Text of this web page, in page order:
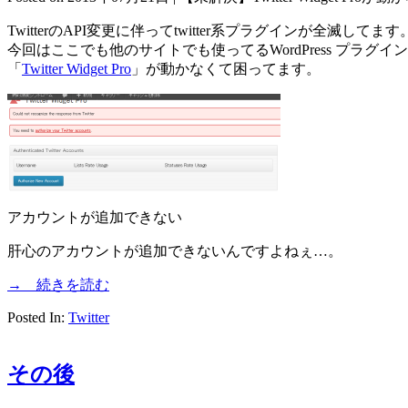
TwitterのAPI変更に伴ってtwitter系プラグインが全滅してます
今回はここでも他のサイトでも使ってるWordPress プラグイン
「 Twitter Widget Pro 」が動かなくて困ってます。
アカウントが追加できない
肝心のアカウントが追加できないんですよねぇ…。
→ 続きを読む
Posted In: Twitter
その後